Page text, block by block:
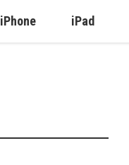
iPhone iPad